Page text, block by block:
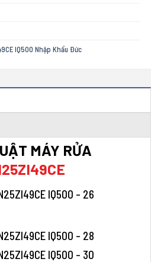
IQ500 Nhập Khẩu Đức
MÁY RỬA